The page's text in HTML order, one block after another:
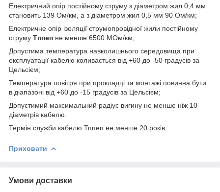
Електричний опір постійному струму з діаметром жил 0,4 мм
становить 139 Ом/км, а з діаметром жил 0,5 мм 90 Ом/км;
Електричне опір ізоляції струмопровідної жили постійному
струму Тппеп не менше 6500 МОм/км;
Допустима температура навколишнього середовища при
експлуатації кабелю коливається від +60 до -50 градусів за
Цельсієм;
Температура повітря при прокладці та монтажі повинна бути
в діапазоні від +60 до -15 градусів за Цельсієм;
Допустимий максимальний радіус вигину не менше ніж 10
діаметрів кабелю.
Термін служби кабелю Тппеп не менше 20 років.
Приховати
Умови доставки